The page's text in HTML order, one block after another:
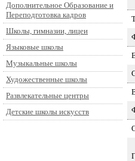
Дополнительное Образование и
Переподготовка кадров
Школы, гимназии, лицеи
Языковые школы
Музыкальные школы
Художественные школы
Развлекательные центры
Детские школы искусств